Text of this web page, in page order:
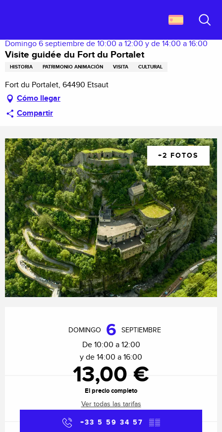
principal
Domingo 6 septiembre de 10:00 a 12:00 y de 14:00 a 16:00
Visite guidée du Fort du Portalet
HISTORIA PATRIMONIO ANIMACIÓN VISITA CULTURAL
Fort du Portalet, 64490 Etsaut
Cómo llegar
Compartir
+2 FOTOS
DOMINGO 6 SEPTIEMBRE
De 10:00 a 12:00
y de 14:00 a 16:00
13,00 €
El precio completo
Ver todas las tarifas
+33 5 59 34 57 ▒▒